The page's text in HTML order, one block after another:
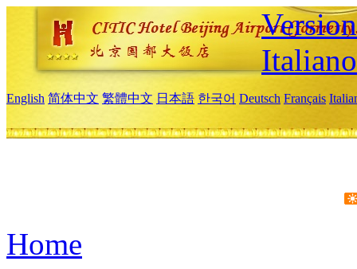
Italiano
English 简体中文 繁體中文 日本語 한국어 Deutsch Français
Home